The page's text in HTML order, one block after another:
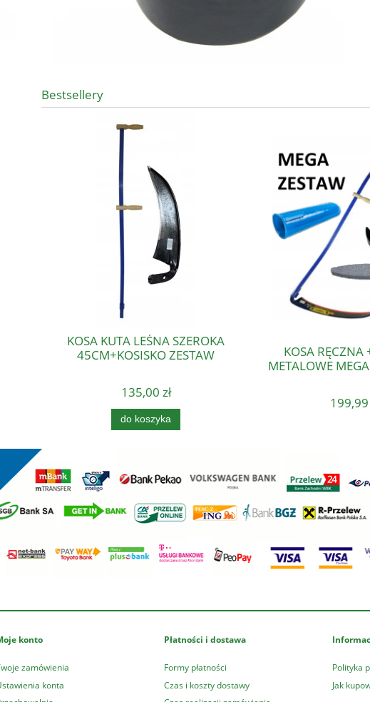
Bestsellery
KOSA KUTA LEŚNA SZEROKA
45CM+KOSISKO ZESTAW
135,00 zł
do koszyka
KOSA RĘCZNA
METALOWE
199,99
konto
zamówienia
konta
Płatności i dostawa
Formy płatności
Czas i koszty dostawy
Polityka
Jak